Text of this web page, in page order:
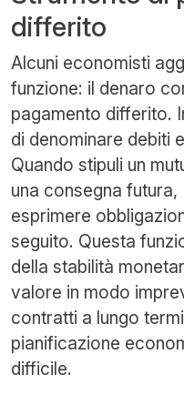
differito
Alcuni economisti
funzione: il denaro
pagamento differito.
di denominare debiti
Quando stipuli un
una consegna
esprimere
seguito. Questa
della stabilità
valore in modo
contratti a lungo
pianificazione
difficile.